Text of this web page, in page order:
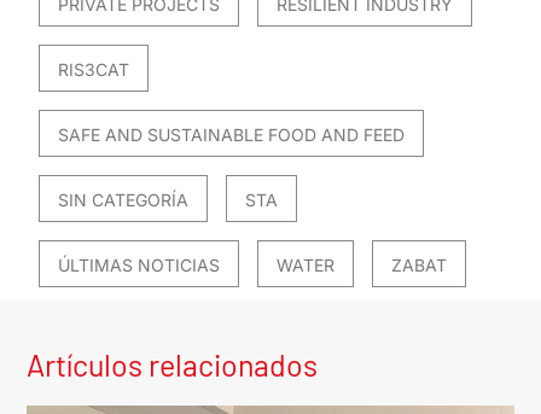
RIS3CAT
SAFE AND SUSTAINABLE FOOD AND FEED
SIN CATEGORÍA STA
ÚLTIMAS NOTICIAS WATER ZABAT
Artículos relacionados